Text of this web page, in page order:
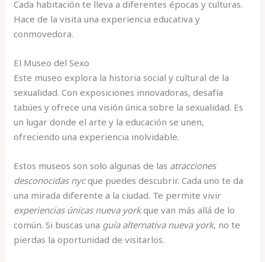
Cada habitación te lleva a diferentes épocas y culturas.
Hace de la visita una experiencia educativa y
conmovedora.
El Museo del Sexo
Este museo explora la historia social y cultural de la
sexualidad. Con exposiciones innovadoras, desafía
tabúes y ofrece una visión única sobre la sexualidad. Es
un lugar donde el arte y la educación se unen,
ofreciendo una experiencia inolvidable.
Estos museos son solo algunas de las atracciones
desconocidas nycque puedes descubrir. Cada uno te da
una mirada diferente a la ciudad. Te permite vivir
experiencias únicas nueva yorkque van más allá de lo
común. Si buscas una guía alternativa nueva york, no te
pierdas la oportunidad de visitarlos.